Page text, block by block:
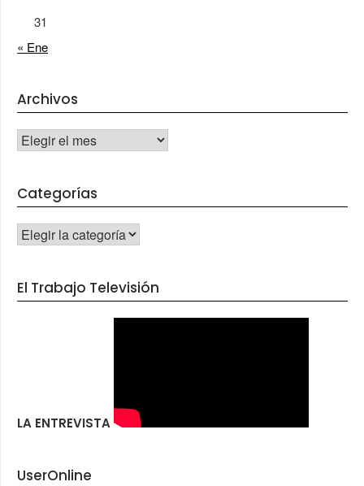
31
« Ene
Archivos
Archivos
Categorías
CATEGORÍAS
El Trabajo Televisión
LA ENTREVISTA
UserOnline